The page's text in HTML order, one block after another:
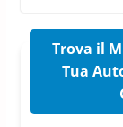
Trova il
Tua